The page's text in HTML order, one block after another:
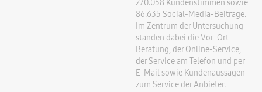
86.635 Social-Media-Beiträge.
Im Zentrum der Untersuchung
standen dabei die Vor-Ort-
Beratung, der Online-Service,
der Service am Telefon und per
E-Mail sowie Kundenaussagen
zum Service der Anbieter.